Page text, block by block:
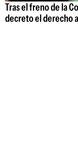
Tras el freno de la
decreto el derecho